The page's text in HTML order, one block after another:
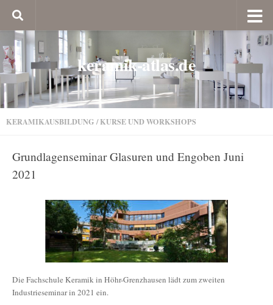
keramik-atlas.de
KERAMIKAUSBILDUNG / KURSE UND WORKSHOPS
Grundlagenseminar Glasuren und Engoben Juni
2021
Die Fachschule Keramik in Höhr-Grenzhausen lädt zum zweiten
Industrieseminar in 2021 ein.